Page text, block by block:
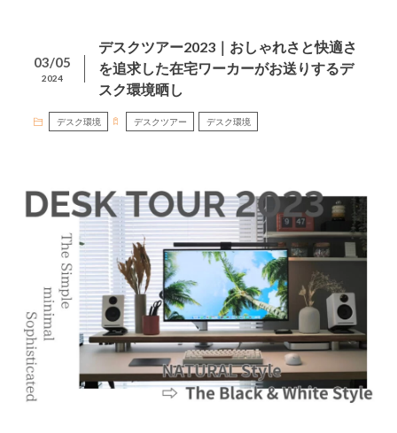
03/05
2024
デスクツアー2023｜おしゃれさと快適さ
を追求した在宅ワーカーがお送りするデ
スク環境晒し
デスク環境 デスクツアー デスク環境